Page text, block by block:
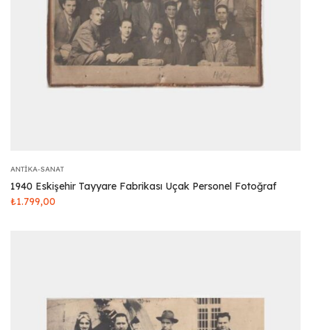
ANTIKA-SANAT
1940 Eskişehir Tayyare Fabrikası Uçak Personel Fotoğraf
₺1.799,00